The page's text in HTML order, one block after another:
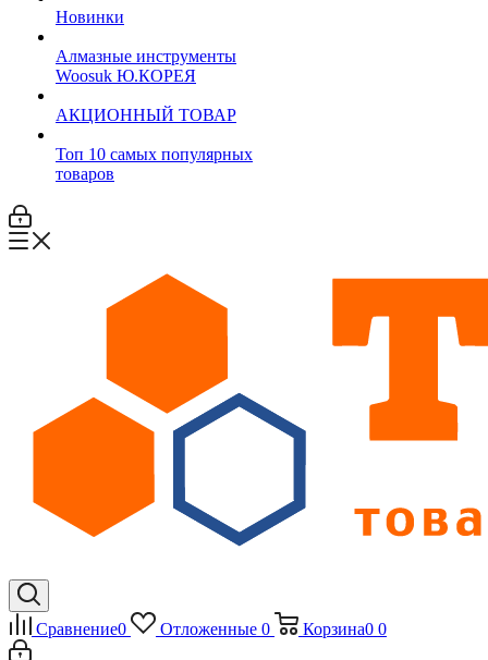
Новинки
Алмазные инструменты
Woosuk Ю.КОРЕЯ
АКЦИОННЫЙ ТОВАР
Топ 10 самых популярных
товаров
Сравнение0 Отложенные 0 Корзина0 0